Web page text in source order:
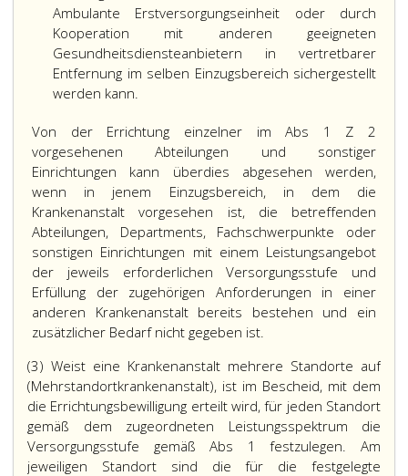
Ambulante Erstversorgungseinheit oder durch
Kooperation mit anderen geeigneten
Gesundheitsdiensteanbietern in vertretbarer
Entfernung im selben Einzugsbereich sichergestellt
werden kann.
Von der Errichtung einzelner im Abs 1 Z 2
vorgesehenen Abteilungen und sonstiger
Einrichtungen kann überdies abgesehen werden,
wenn in jenem Einzugsbereich, in dem die
Krankenanstalt vorgesehen ist, die betreffenden
Abteilungen, Departments, Fachschwerpunkte oder
sonstigen Einrichtungen mit einem Leistungsangebot
der jeweils erforderlichen Versorgungsstufe und
Erfüllung der zugehörigen Anforderungen in einer
anderen Krankenanstalt bereits bestehen und ein
zusätzlicher Bedarf nicht gegeben ist.
(3) Weist eine Krankenanstalt mehrere Standorte auf
(Mehrstandortkrankenanstalt), ist im Bescheid, mit dem
die Errichtungsbewilligung erteilt wird, für jeden Standort
gemäß dem zugeordneten Leistungsspektrum die
Versorgungsstufe gemäß Abs 1 festzulegen. Am
jeweiligen Standort sind die für die festgelegte